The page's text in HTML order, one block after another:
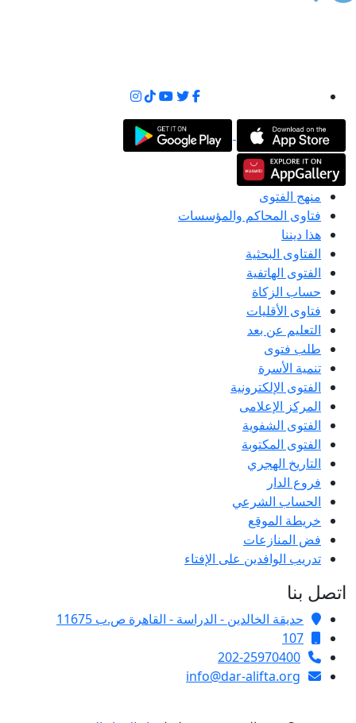
منهج الفتوى
فتاوى المحاكم والمؤسسات
هذا ديننا
الفتاوى البحثية
الفتوى الهاتفية
حساب الزكاة
فتاوى الأقليات
التعليم عن بعد
طلب فتوى
تنمية الأسرة
الفتوى الإلكترونية
المركز الإعلامى
الفتوى الشفوية
الفتوى المكتوبة
التاريخ الهجري
فروع الدار
الحساب الشرعي
خريطة الموقع
فض المنازعات
تدريب الوافدين على الإفتاء
اتصل بنا
حديقة الخالدين - الدراسة - القاهرة ص.ب 11675
107
202-25970400
info@dar-alifta.org